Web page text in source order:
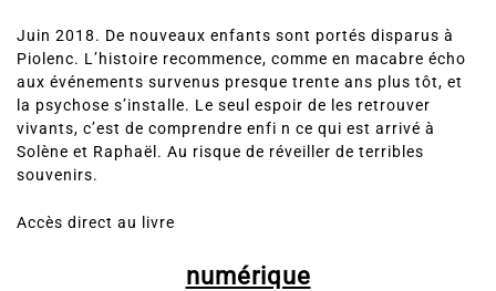
Juin 2018. De nouveaux enfants sont portés disparus à
Piolenc. L’histoire recommence, comme en macabre écho
aux événements survenus presque trente ans plus tôt, et
la psychose s’installe. Le seul espoir de les retrouver
vivants, c’est de comprendre enfi n ce qui est arrivé à
Solène et Raphaël. Au risque de réveiller de terribles
souvenirs.
Accès direct au livre
numérique